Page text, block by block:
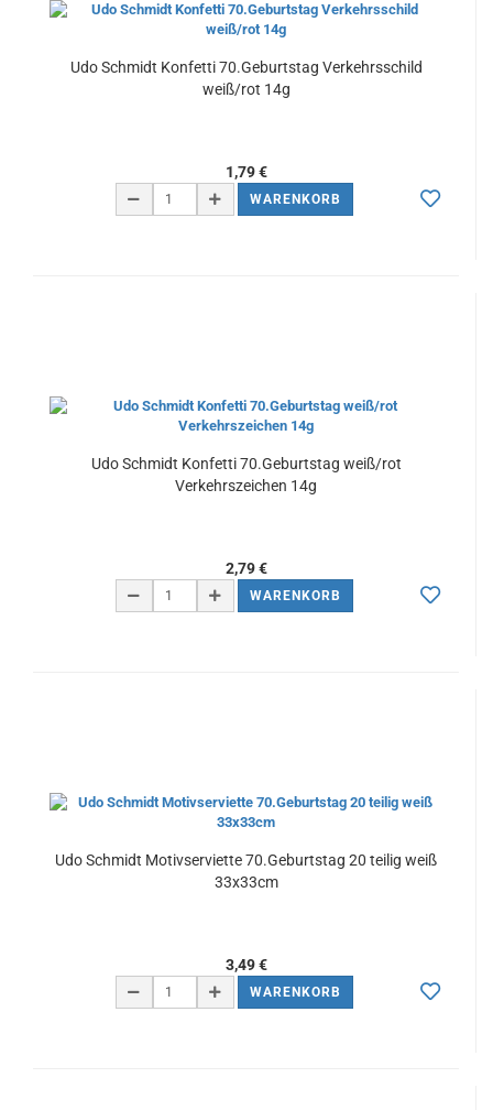
Udo Schmidt Konfetti 70.Geburtstag Verkehrsschild
weiß/rot 14g
1,79 €
WARENKORB
Udo Schmidt Konfetti 70.Geburtstag weiß/rot
Verkehrszeichen 14g
2,79 €
WARENKORB
Udo Schmidt Motivserviette 70.Geburtstag 20 teilig weiß
33x33cm
3,49 €
WARENKORB